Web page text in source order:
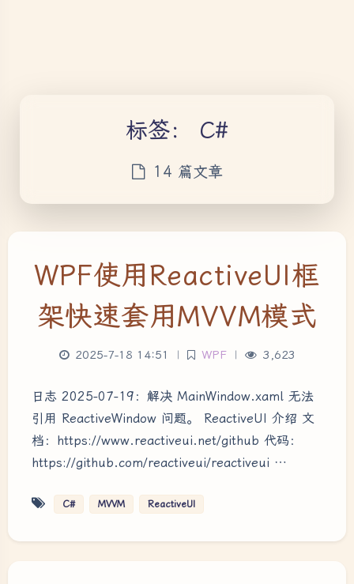
标签： C#
14 篇文章
WPF使用ReactiveUI框
架快速套用MVVM模式
2025-7-18 14:51 | WPF | 3,623
日志 2025-07-19：解决 MainWindow.xaml 无法
引用 ReactiveWindow 问题。 ReactiveUI 介绍 文
档：https://www.reactiveui.net/github 代码：
https://github.com/reactiveui/reactiveui …
C# MVVM ReactiveUI